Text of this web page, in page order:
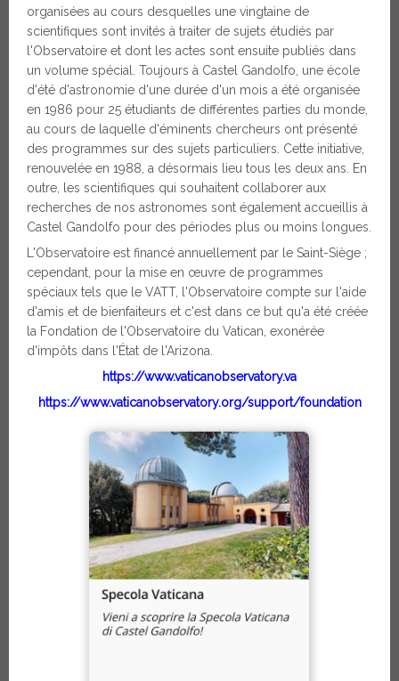
organisées au cours desquelles une vingtaine de
scientifiques sont invités à traiter de sujets étudiés par
l'Observatoire et dont les actes sont ensuite publiés dans
un volume spécial. Toujours à Castel Gandolfo, une école
d'été d'astronomie d'une durée d'un mois a été organisée
en 1986 pour 25 étudiants de différentes parties du monde,
au cours de laquelle d'éminents chercheurs ont présenté
des programmes sur des sujets particuliers. Cette initiative,
renouvelée en 1988, a désormais lieu tous les deux ans. En
outre, les scientifiques qui souhaitent collaborer aux
recherches de nos astronomes sont également accueillis à
Castel Gandolfo pour des périodes plus ou moins longues.
L'Observatoire est financé annuellement par le Saint-Siège ;
cependant, pour la mise en œuvre de programmes
spéciaux tels que le VATT, l'Observatoire compte sur l'aide
d'amis et de bienfaiteurs et c'est dans ce but qu'a été créée
la Fondation de l'Observatoire du Vatican, exonérée
d'impôts dans l'État de l'Arizona.
https://www.vaticanobservatory.va
https://www.vaticanobservatory.org/support/foundation